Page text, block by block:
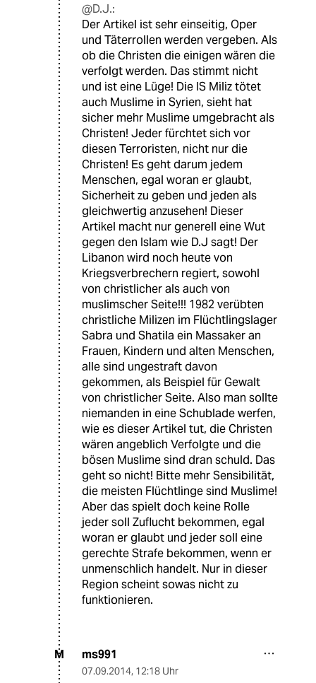
@D.J.:
Der Artikel ist sehr einseitig, Oper
und Täterrollen werden vergeben. Als
ob die Christen die einigen wären die
verfolgt werden. Das stimmt nicht
und ist eine Lüge! Die IS Miliz tötet
auch Muslime in Syrien, sieht hat
sicher mehr Muslime umgebracht als
Christen! Jeder fürchtet sich vor
diesen Terroristen, nicht nur die
Christen! Es geht darum jedem
Menschen, egal woran er glaubt,
Sicherheit zu geben und jeden als
gleichwertig anzusehen! Dieser
Artikel macht nur generell eine Wut
gegen den Islam wie D.J sagt! Der
Libanon wird noch heute von
Kriegsverbrechern regiert, sowohl
von christlicher als auch von
muslimscher Seite!!! 1982 verübten
christliche Milizen im Flüchtlingslager
Sabra und Shatila ein Massaker an
Frauen, Kindern und alten Menschen,
alle sind ungestraft davon
gekommen, als Beispiel für Gewalt
von christlicher Seite. Also man sollte
niemanden in eine Schublade werfen,
wie es dieser Artikel tut, die Christen
wären angeblich Verfolgte und die
bösen Muslime sind dran schuld. Das
geht so nicht! Bitte mehr Sensibilität,
die meisten Flüchtlinge sind Muslime!
Aber das spielt doch keine Rolle
jeder soll Zuflucht bekommen, egal
woran er glaubt und jeder soll eine
gerechte Strafe bekommen, wenn er
unmenschlich handelt. Nur in dieser
Region scheint sowas nicht zu
funktionieren.
M ms991
07.09.2014, 12:18 Uhr